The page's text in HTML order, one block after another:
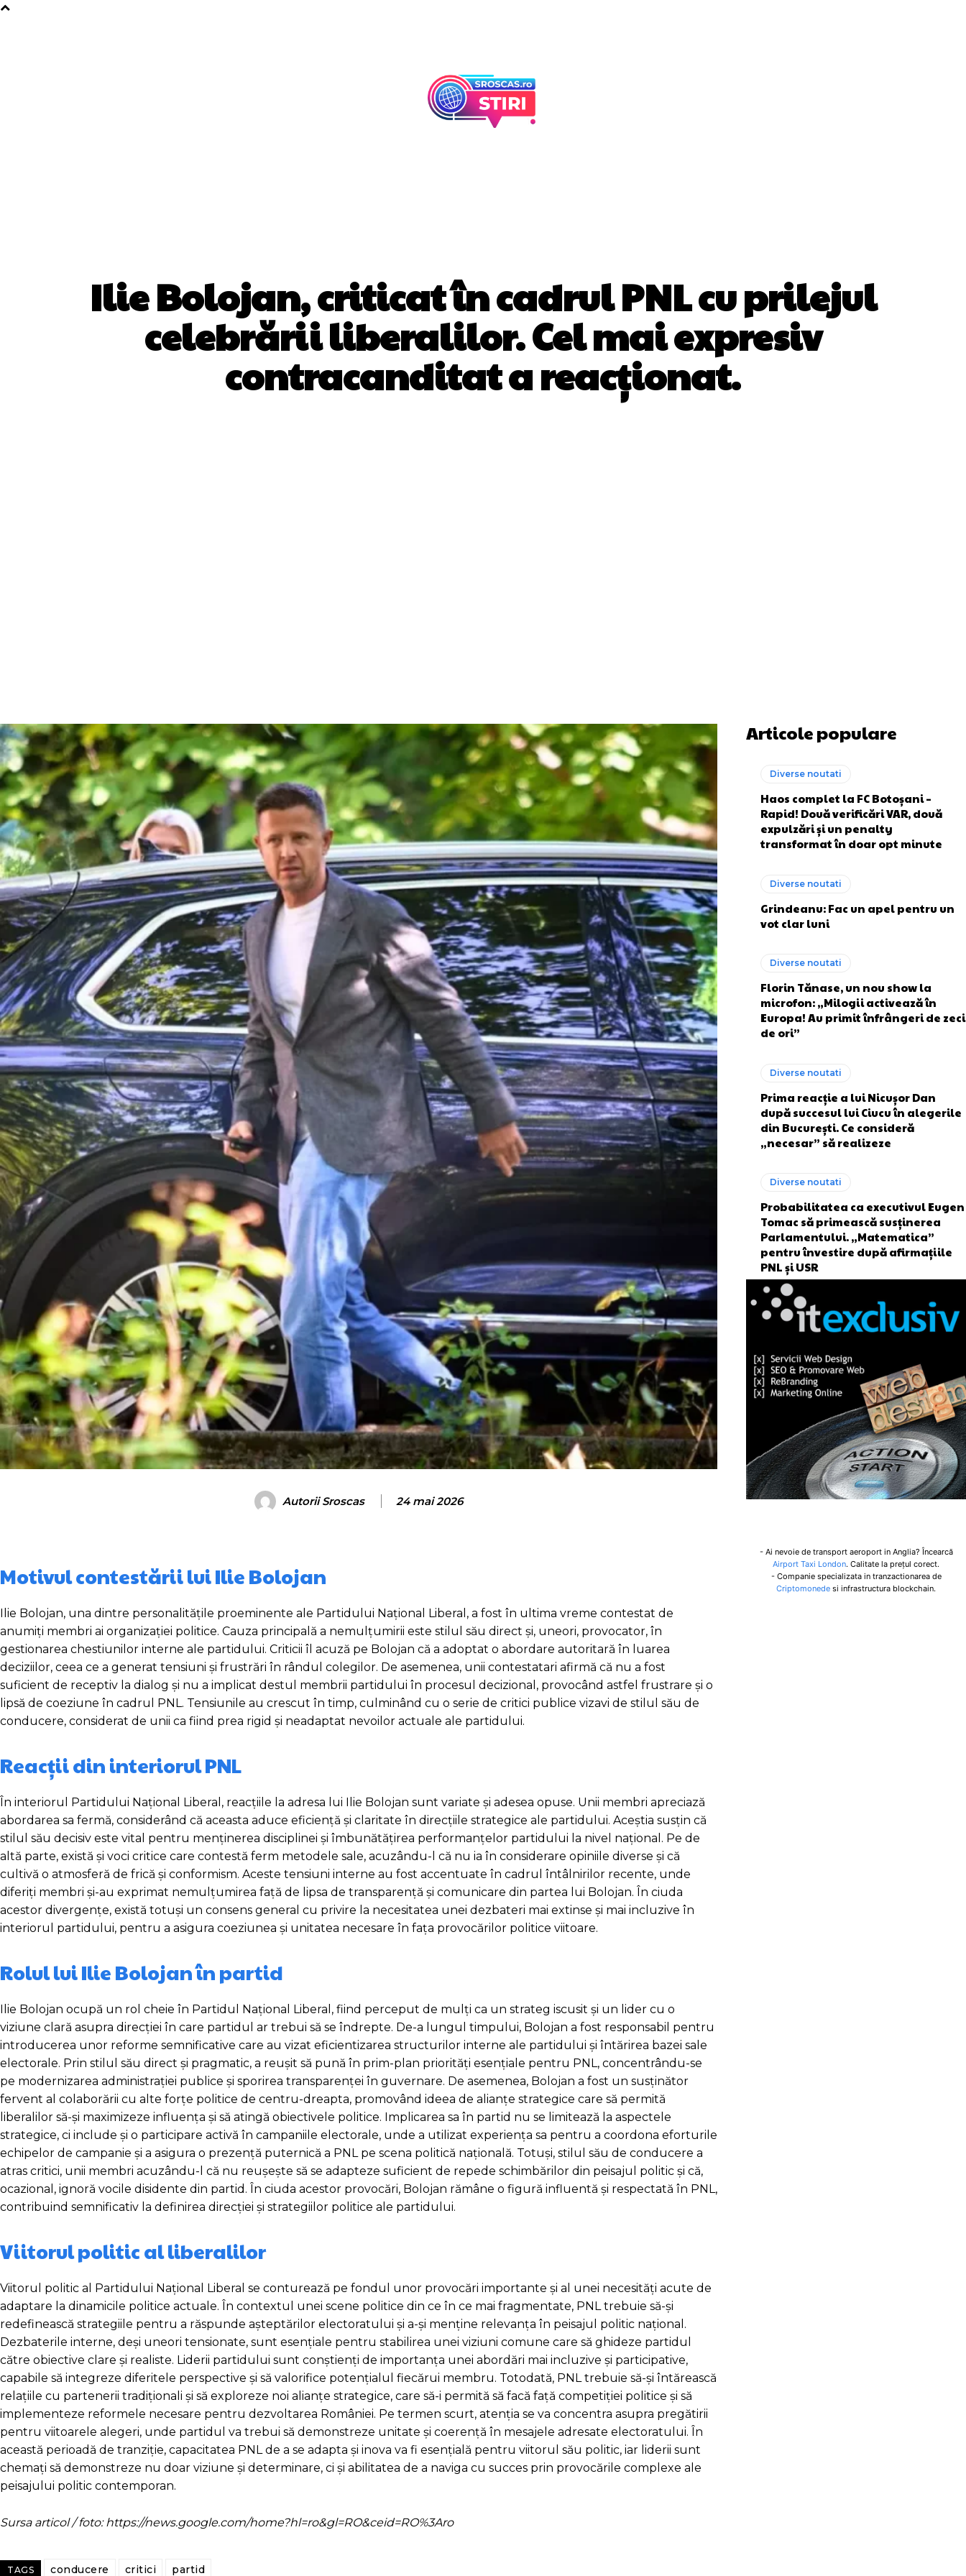
Ilie Bolojan, criticat în cadrul PNL cu prilejul
celebrării liberalilor. Cel mai expresiv
contracanditat a reacționat.
Autorii Sroscas 24 mai 2026
Motivul contestării lui Ilie Bolojan
Ilie Bolojan, una dintre personalitățile proeminente ale Partidului Național Liberal, a fost în ultima vreme contestat de
anumiți membri ai organizației politice. Cauza principală a nemulțumirii este stilul său direct și, uneori, provocator, în
gestionarea chestiunilor interne ale partidului. Criticii îl acuză pe Bolojan că a adoptat o abordare autoritară în luarea
deciziilor, ceea ce a generat tensiuni și frustrări în rândul colegilor. De asemenea, unii contestatari afirmă că nu a fost
suficient de receptiv la dialog și nu a implicat destul membrii partidului în procesul decizional, provocând astfel frustrare și o
lipsă de coeziune în cadrul PNL. Tensiunile au crescut în timp, culminând cu o serie de critici publice vizavi de stilul său de
conducere, considerat de unii ca fiind prea rigid și neadaptat nevoilor actuale ale partidului.
Reacții din interiorul PNL
În interiorul Partidului Național Liberal, reacțiile la adresa lui Ilie Bolojan sunt variate și adesea opuse. Unii membri apreciază
abordarea sa fermă, considerând că aceasta aduce eficiență și claritate în direcțiile strategice ale partidului. Aceștia susțin că
stilul său decisiv este vital pentru menținerea disciplinei și îmbunătățirea performanțelor partidului la nivel național. Pe de
altă parte, există și voci critice care contestă ferm metodele sale, acuzându-l că nu ia în considerare opiniile diverse și că
cultivă o atmosferă de frică și conformism. Aceste tensiuni interne au fost accentuate în cadrul întâlnirilor recente, unde
diferiți membri și-au exprimat nemulțumirea față de lipsa de transparență și comunicare din partea lui Bolojan. În ciuda
acestor divergențe, există totuși un consens general cu privire la necesitatea unei dezbateri mai extinse și mai incluzive în
interiorul partidului, pentru a asigura coeziunea și unitatea necesare în fața provocărilor politice viitoare.
Rolul lui Ilie Bolojan în partid
Ilie Bolojan ocupă un rol cheie în Partidul Național Liberal, fiind perceput de mulți ca un strateg iscusit și un lider cu o
viziune clară asupra direcției în care partidul ar trebui să se îndrepte. De-a lungul timpului, Bolojan a fost responsabil pentru
introducerea unor reforme semnificative care au vizat eficientizarea structurilor interne ale partidului și întărirea bazei sale
electorale. Prin stilul său direct și pragmatic, a reușit să pună în prim-plan priorități esențiale pentru PNL, concentrându-se
pe modernizarea administrației publice și sporirea transparenței în guvernare. De asemenea, Bolojan a fost un susținător
fervent al colaborării cu alte forțe politice de centru-dreapta, promovând ideea de alianțe strategice care să permită
liberalilor să-și maximizeze influența și să atingă obiectivele politice. Implicarea sa în partid nu se limitează la aspectele
strategice, ci include și o participare activă în campaniile electorale, unde a utilizat experiența sa pentru a coordona eforturile
echipelor de campanie și a asigura o prezență puternică a PNL pe scena politică națională. Totuși, stilul său de conducere a
atras critici, unii membri acuzându-l că nu reușește să se adapteze suficient de repede schimbărilor din peisajul politic și că,
ocazional, ignoră vocile disidente din partid. În ciuda acestor provocări, Bolojan rămâne o figură influentă și respectată în PNL,
contribuind semnificativ la definirea direcției și strategiilor politice ale partidului.
Viitorul politic al liberalilor
Viitorul politic al Partidului Național Liberal se conturează pe fondul unor provocări importante și al unei necesități acute de
adaptare la dinamicile politice actuale. În contextul unei scene politice din ce în ce mai fragmentate, PNL trebuie să-și
redefinească strategiile pentru a răspunde așteptărilor electoratului și a-și menține relevanța în peisajul politic național.
Dezbaterile interne, deși uneori tensionate, sunt esențiale pentru stabilirea unei viziuni comune care să ghideze partidul
către obiective clare și realiste. Liderii partidului sunt conștienți de importanța unei abordări mai incluzive și participative,
capabile să integreze diferitele perspective și să valorifice potențialul fiecărui membru. Totodată, PNL trebuie să-și întărească
relațiile cu partenerii tradiționali și să exploreze noi alianțe strategice, care să-i permită să facă față competiției politice și să
implementeze reformele necesare pentru dezvoltarea României. Pe termen scurt, atenția se va concentra asupra pregătirii
pentru viitoarele alegeri, unde partidul va trebui să demonstreze unitate și coerență în mesajele adresate electoratului. În
această perioadă de tranziție, capacitatea PNL de a se adapta și inova va fi esențială pentru viitorul său politic, iar liderii sunt
chemați să demonstreze nu doar viziune și determinare, ci și abilitatea de a naviga cu succes prin provocările complexe ale
peisajului politic contemporan.
Sursa articol / foto: https://news.google.com/home?hl=ro&gl=RO&ceid=RO%3Aro
TAGS conducere critici partid
Articole populare
Diverse noutati
Haos complet la FC Botoșani –
Rapid! Două verificări VAR, două
expulzări și un penalty
transformat în doar opt minute
Diverse noutati
Grindeanu: Fac un apel pentru un
vot clar luni
Diverse noutati
Florin Tănase, un nou show la
microfon: „Milogii activează în
Europa! Au primit înfrângeri de zeci
de ori”
Diverse noutati
Prima reacție a lui Nicușor Dan
după succesul lui Ciucu în alegerile
din București. Ce consideră
„necesar” să realizeze
Diverse noutati
Probabilitatea ca executivul Eugen
Tomac să primească susținerea
Parlamentului. „Matematica”
pentru învestire după afirmațiile
PNL și USR
- Ai nevoie de transport aeroport in Anglia? Încearcă
Airport Taxi London. Calitate la prețul corect.
- Companie specializata in tranzactionarea de
Criptomonede si infrastructura blockchain.